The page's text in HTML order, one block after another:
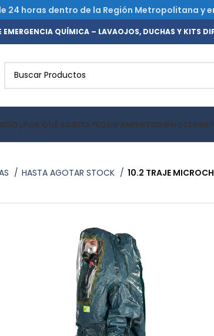
EMERGENCIA QUÍMICA – LAVAOJOS, DUCHAS Y KITS
¿POR QUÉ SAGITA?EQUIPAMIENTODIPHOTERINE®
HASTA AGOTAR STOCK 10.2 TRAJE
24 horas dentro de la Región Metropolitana